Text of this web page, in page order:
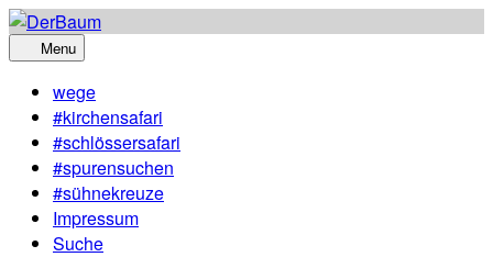
Skip
to
Menu
wege
#kirchensafari
#schlössersafari
#spurensuchen
#sühnekreuze
Impressum
Suche